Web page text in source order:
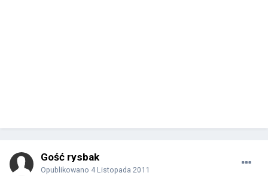
Gość rysbak
Opublikowano 4 Listopada 2011